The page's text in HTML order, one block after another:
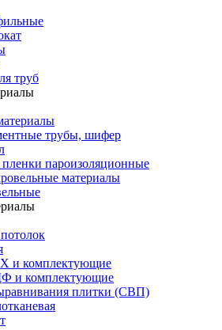
труб
трубы, шифер
пароизоляционные
материалы
и комплектующие
и комплектующие
плитки (СВП)